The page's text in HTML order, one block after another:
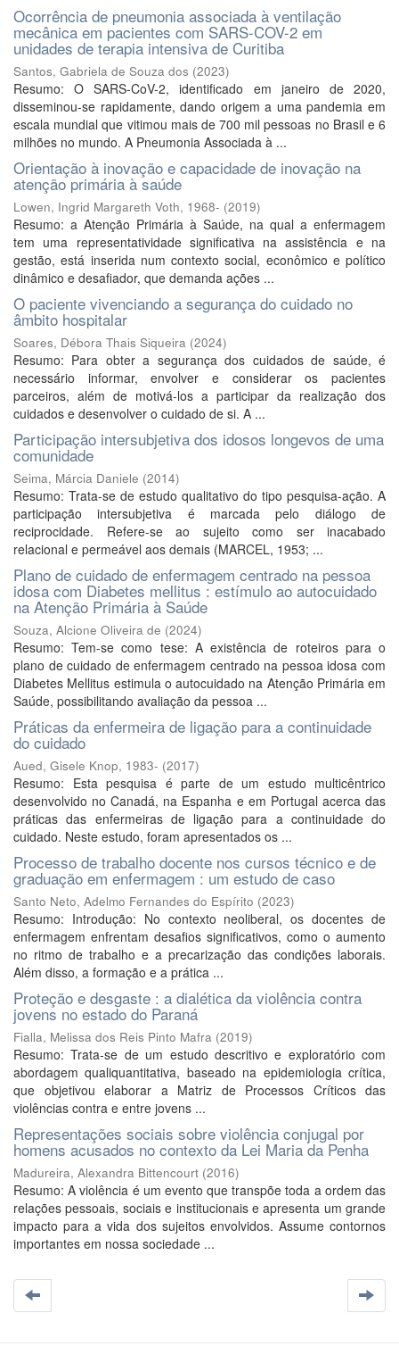
Ocorrência de pneumonia associada à ventilação
mecânica em pacientes com SARS-COV-2 em
unidades de terapia intensiva de Curitiba
Santos, Gabriela de Souza dos (2023)
Resumo: O SARS-CoV-2, identificado em janeiro de 2020,
disseminou-se rapidamente, dando origem a uma pandemia em
escala mundial que vitimou mais de 700 mil pessoas no Brasil e 6
milhões no mundo. A Pneumonia Associada à ...
Orientação à inovação e capacidade de inovação na
atenção primária à saúde
Lowen, Ingrid Margareth Voth, 1968- (2019)
Resumo: a Atenção Primária à Saúde, na qual a enfermagem
tem uma representatividade significativa na assistência e na
gestão, está inserida num contexto social, econômico e político
dinâmico e desafiador, que demanda ações ...
O paciente vivenciando a segurança do cuidado no
âmbito hospitalar
Soares, Débora Thais Siqueira (2024)
Resumo: Para obter a segurança dos cuidados de saúde, é
necessário informar, envolver e considerar os pacientes
parceiros, além de motivá-los a participar da realização dos
cuidados e desenvolver o cuidado de si. A ...
Participação intersubjetiva dos idosos longevos de uma
comunidade
Seima, Márcia Daniele (2014)
Resumo: Trata-se de estudo qualitativo do tipo pesquisa-ação. A
participação intersubjetiva é marcada pelo diálogo de
reciprocidade. Refere-se ao sujeito como ser inacabado
relacional e permeável aos demais (MARCEL, 1953; ...
Plano de cuidado de enfermagem centrado na pessoa
idosa com Diabetes mellitus : estímulo ao autocuidado
na Atenção Primária à Saúde
Souza, Alcione Oliveira de (2024)
Resumo: Tem-se como tese: A existência de roteiros para o
plano de cuidado de enfermagem centrado na pessoa idosa com
Diabetes Mellitus estimula o autocuidado na Atenção Primária em
Saúde, possibilitando avaliação da pessoa ...
Práticas da enfermeira de ligação para a continuidade
do cuidado
Aued, Gisele Knop, 1983- (2017)
Resumo: Esta pesquisa é parte de um estudo multicêntrico
desenvolvido no Canadá, na Espanha e em Portugal acerca das
práticas das enfermeiras de ligação para a continuidade do
cuidado. Neste estudo, foram apresentados os ...
Processo de trabalho docente nos cursos técnico e de
graduação em enfermagem : um estudo de caso
Santo Neto, Adelmo Fernandes do Espírito (2023)
Resumo: Introdução: No contexto neoliberal, os docentes de
enfermagem enfrentam desafios significativos, como o aumento
no ritmo de trabalho e a precarização das condições laborais.
Além disso, a formação e a prática ...
Proteção e desgaste : a dialética da violência contra
jovens no estado do Paraná
Fialla, Melissa dos Reis Pinto Mafra (2019)
Resumo: Trata-se de um estudo descritivo e exploratório com
abordagem qualiquantitativa, baseado na epidemiologia crítica,
que objetivou elaborar a Matriz de Processos Críticos das
violências contra e entre jovens ...
Representações sociais sobre violência conjugal por
homens acusados no contexto da Lei Maria da Penha
Madureira, Alexandra Bittencourt (2016)
Resumo: A violência é um evento que transpõe toda a ordem das
relações pessoais, sociais e institucionais e apresenta um grande
impacto para a vida dos sujeitos envolvidos. Assume contornos
importantes em nossa sociedade ...